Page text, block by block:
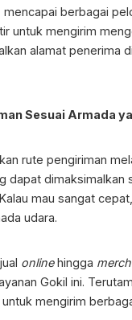
mencapai berbagai
untuk mengirim
alamat penerima
Sesuai Armada
rute pengiriman
dapat dimaksimalkan
mau sangat
udara.
onlinehingga
Gokil ini.
mengirim